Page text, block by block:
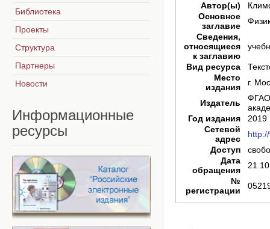
Автор(ы)
Основное
заглавие
Сведения,
относящиеся
к заглавию
Вид ресурса
Место
издания
г.
Издатель
Год издания
2019
Сетевой
адрес
Доступ
Дата
обращения
№
регистрации
Библиотека
Проекты
Структура
Партнеры
Новости
Информационные
ресурсы